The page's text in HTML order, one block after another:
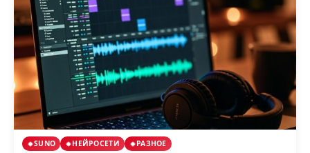
SUNO НЕЙРОСЕТИ РАЗНОЕ